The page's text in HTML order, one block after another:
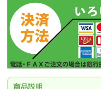
商品説明